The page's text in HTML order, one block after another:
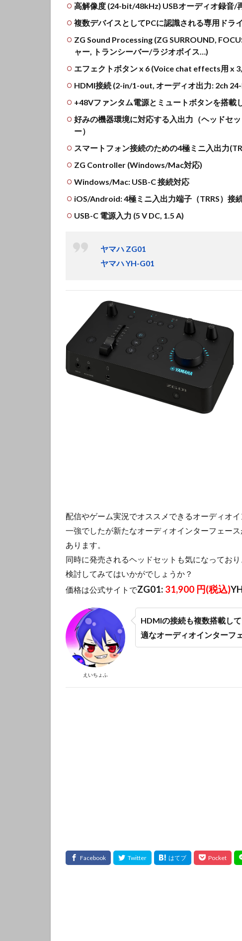
高解像度 (24-bit/48kHz) USBオーディオ録音/
複数デバイスとしてPCに認識される専用ドラ
ZG Sound Processing (ZG SURROUND,
ャー, トランシーバー/ラジオボイス…)
エフェクトボタン x 6 (Voice chat effects用 x
HDMI接続 (2-in/1-out, オーディオ出力: 2ch
+48Vファンタム電源とミュートボタンを搭載
好みの機器環境に対応する入出力（ヘッドセ
ー）
スマートフォン接続のための4極ミニ入出力
ZG Controller (Windows/Mac対応)
Windows/Mac: USB-C 接続対応
iOS/Android: 4極ミニ入出力端子（TRRS）接
USB-C 電源入力 (5 V DC, 1.5 A)
ヤマハ ZG01
ヤマハ YH-G01
配信やゲーム実況でオススメできるオーディオ
一強でしたが新たなオーディオインターフェー
あります。
同時に発売されるヘッドセットも気になってお
検討してみてはいかがでしょうか？
価格は公式サイトでZG01: 31,900 円(税込)
えいちょふ
HDMIの接続も複数搭載し
適なオーディオインターフ